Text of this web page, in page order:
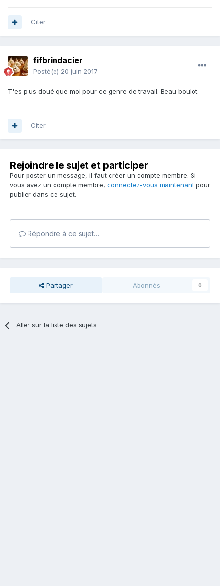
Citer
fifbrindacier
Posté(e) 20 juin 2017
T'es plus doué que moi pour ce genre de travail. Beau boulot.
Citer
Rejoindre le sujet et participer
Pour poster un message, il faut créer un compte membre. Si
vous avez un compte membre, connectez-vous maintenant pour
publier dans ce sujet.
Répondre à ce sujet…
Partager Abonnés 0
Aller sur la liste des sujets